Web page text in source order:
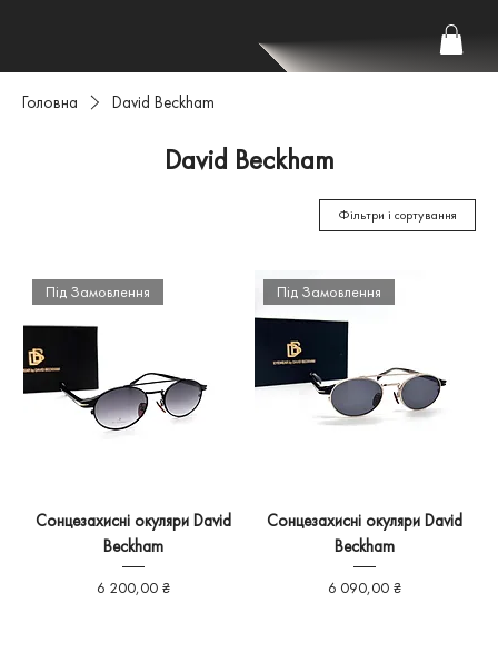
Головна David Beckham
David Beckham
Фільтри і сортування
Під Замовлення
Сонцезахисні окуляри David
Beckham
Ціна
6 200,00 ₴
Під Замовлення
Сонцезахисні окуляри David
Beckham
Ціна
6 090,00 ₴